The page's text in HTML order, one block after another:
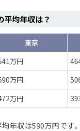
平均年収は？
東京
万円
万円
万円
年収は590万円です